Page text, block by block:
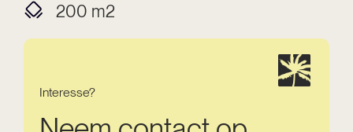
200 m2
Interesse?